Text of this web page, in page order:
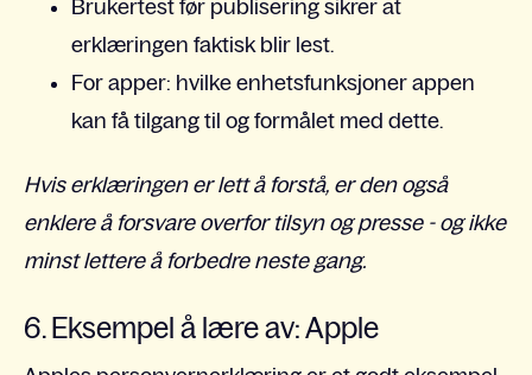
Brukertest før publisering sikrer at
erklæringen faktisk blir lest.
For apper: hvilke enhetsfunksjoner appen
kan få tilgang til og formålet med dette.
Hvis erklæringen er lett å forstå, er den også
enklere å forsvare overfor tilsyn og presse - og ikke
minst lettere å forbedre neste gang.
6. Eksempel å lære av: Apple